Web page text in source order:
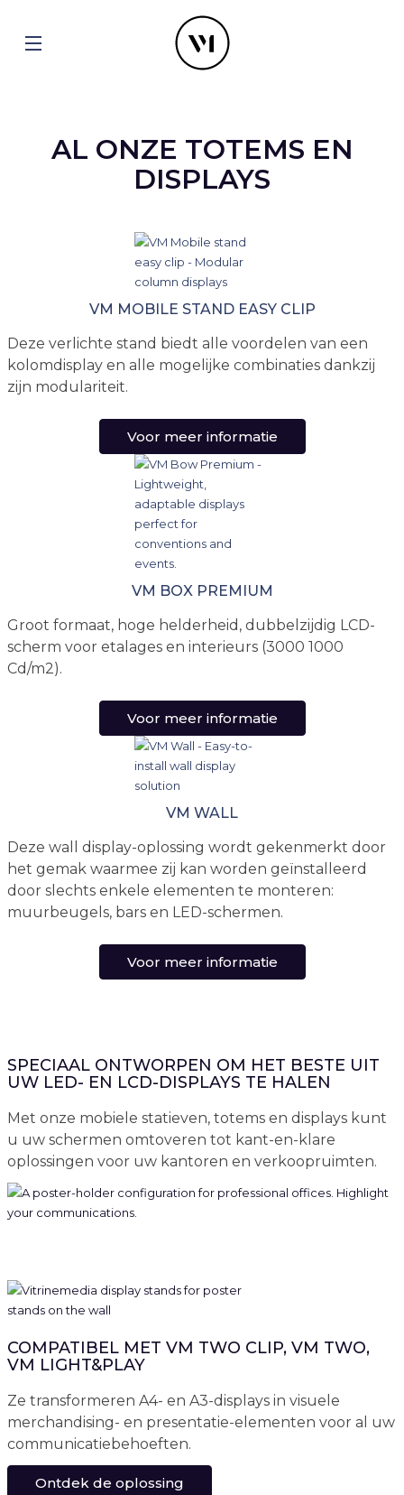
AL ONZE TOTEMS EN
DISPLAYS
VM MOBILE STAND EASY CLIP
Deze verlichte stand biedt alle voordelen van een
kolomdisplay en alle mogelijke combinaties dankzij
zijn modulariteit.
Voor meer informatie
VM BOX PREMIUM
Groot formaat, hoge helderheid, dubbelzijdig LCD-
scherm voor etalages en interieurs (3000 1000
Cd/m2).
Voor meer informatie
VM WALL
Deze wall display-oplossing wordt gekenmerkt door
het gemak waarmee zij kan worden geïnstalleerd
door slechts enkele elementen te monteren:
muurbeugels, bars en LED-schermen.
Voor meer informatie
SPECIAAL ONTWORPEN OM HET BESTE UIT
UW LED- EN LCD-DISPLAYS TE HALEN
Met onze mobiele statieven, totems en displays kunt
u uw schermen omtoveren tot kant-en-klare
oplossingen voor uw kantoren en verkoopruimten.
COMPATIBEL MET VM TWO CLIP, VM TWO,
VM LIGHT&PLAY
Ze transformeren A4- en A3-displays in visuele
merchandising- en presentatie-elementen voor al uw
communicatiebehoeften.
Ontdek de oplossing